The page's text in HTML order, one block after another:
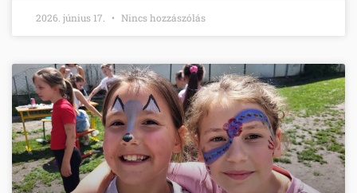
2026. június 17. Nincs hozzászólás